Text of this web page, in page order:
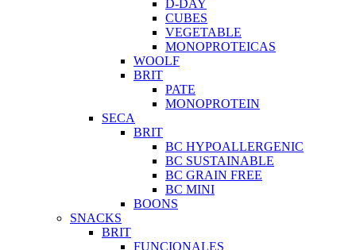
D-DAY
CUBES
VEGETABLE
MONOPROTEICAS
WOOLF
BRIT
PATE
MONOPROTEIN
SECA
BRIT
BC HYPOALLERGENIC
BC SUSTAINABLE
BC GRAIN FREE
BC MINI
BOONS
SNACKS
BRIT
FUNCIONALES